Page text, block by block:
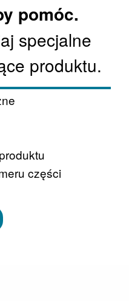
pomóc.
specjalne
produktu.
części